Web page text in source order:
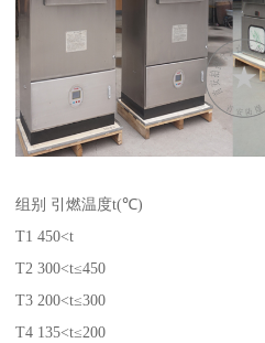
组别 引燃温度t(℃)
T1 450<t
T2 300<t≤450
T3 200<t≤300
T4 135<t≤200